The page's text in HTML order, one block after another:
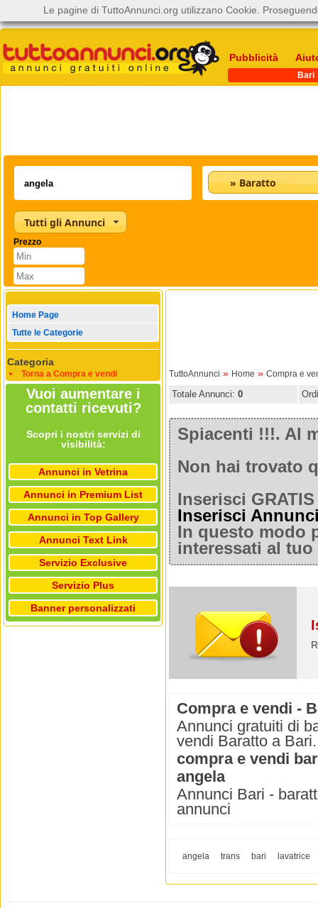
Pubblicità
Bari
» Baratto
Tutti gli Annunci
Prezzo
Home Page
Tutte le Categorie
Categoria
Torna a Compra e vendi
Vuoi aumentare i
contatti ricevuti?
Scopri i nostri servizi di
visibilità:
Annunci in Vetrina
Annunci in Premium List
Annunci in Top Gallery
Annunci Text Link
Servizio Exclusive
Servizio Plus
Banner personalizzati
TuttoAnnunci » Home » Compra e
Totale Annunci: 0
Spiacenti !!!. Al
Non hai trovato
Inserisci
Inserisci
In questo modo
interessati al
Compra e vendi -
Annunci gratuiti di
vendi Baratto a
compra e vendi
angela
Annunci Bari -
annunci
angela trans bari lavatrice
Le pagine di TuttoAnnunci.org utilizzano Cookie.